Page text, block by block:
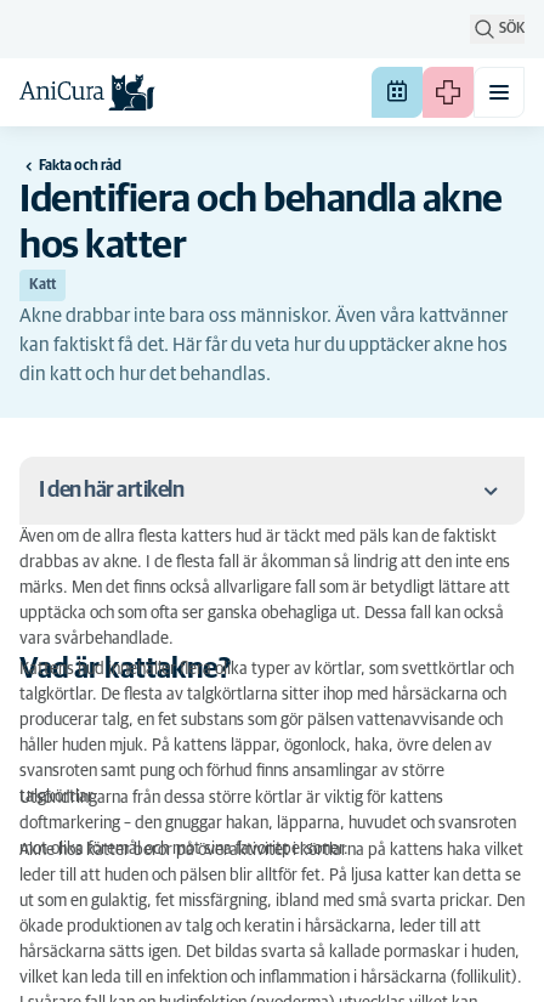
SÖK
Fakta och råd
Identifiera och behandla akne
hos katter
Katt
Akne drabbar inte bara oss människor. Även våra kattvänner
kan faktiskt få det. Här får du veta hur du upptäcker akne hos
din katt och hur det behandlas.
I den här artikeln
Vad är kattakne?
Vilken behandling ska jag ge min katt?
Även om de allra flesta katters hud är täckt med päls kan de faktiskt
drabbas av akne. I de flesta fall är åkomman så lindrig att den inte ens
märks. Men det finns också allvarligare fall som är betydligt lättare att
upptäcka och som ofta ser ganska obehagliga ut. Dessa fall kan också
vara svårbehandlade.
Vad är kattakne?
Kattens hud innehåller flera olika typer av körtlar, som svettkörtlar och
talgkörtlar. De flesta av talgkörtlarna sitter ihop med hårsäckarna och
producerar talg, en fet substans som gör pälsen vattenavvisande och
håller huden mjuk. På kattens läppar, ögonlock, haka, övre delen av
svansroten samt pung och förhud finns ansamlingar av större
talgkörtlar.
Utsöndringarna från dessa större körtlar är viktig för kattens
doftmarkering – den gnuggar hakan, läpparna, huvudet och svansroten
mot olika föremål och mot sina favoritpersoner.
Akne hos katter beror på överaktivitet i körtlarna på kattens haka vilket
leder till att huden och pälsen blir alltför fet. På ljusa katter kan detta se
ut som en gulaktig, fet missfärgning, ibland med små svarta prickar. Den
ökade produktionen av talg och keratin i hårsäckarna, leder till att
hårsäckarna sätts igen. Det bildas svarta så kallade pormaskar i huden,
vilket kan leda till en infektion och inflammation i hårsäckarna (follikulit).